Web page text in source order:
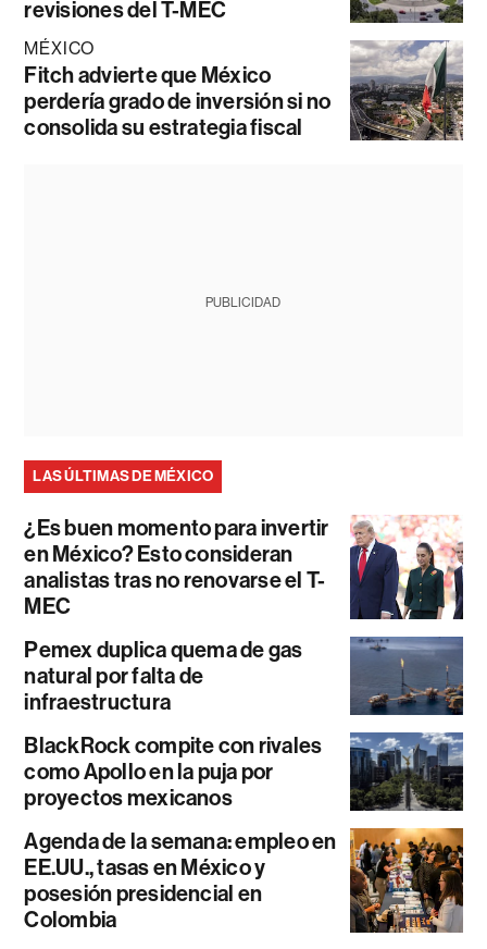
revisiones del T-MEC
MÉXICO
Fitch advierte que México
perdería grado de inversión si no
consolida su estrategia fiscal
PUBLICIDAD
LAS ÚLTIMAS DE MÉXICO
¿Es buen momento para invertir
en México? Esto consideran
analistas tras no renovarse el T-
MEC
Pemex duplica quema de gas
natural por falta de
infraestructura
BlackRock compite con rivales
como Apollo en la puja por
proyectos mexicanos
Agenda de la semana: empleo en
EE.UU., tasas en México y
posesión presidencial en
Colombia